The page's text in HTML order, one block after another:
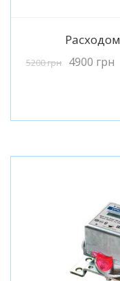
5200грн 4900 грн